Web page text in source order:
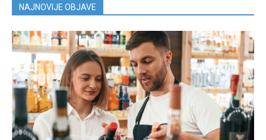
NAJNOVIJE OBJAVE